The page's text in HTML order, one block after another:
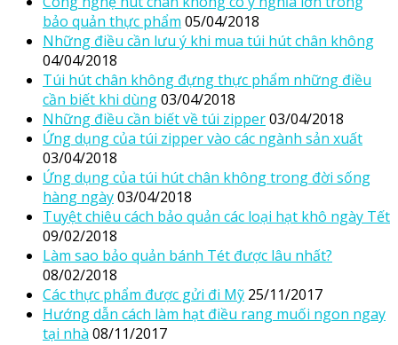
bảo quản thực phẩm 05/04/2018
Những điều cần lưu ý khi mua túi hút chân không
04/04/2018
Túi hút chân không đựng thực phẩm những điều
cần biết khi dùng03/04/2018
Những điều cần biết về túi zipper03/04/2018
Ứng dụng của túi zipper vào các ngành sản xuất
03/04/2018
Ứng dụng của túi hút chân không trong đời sống
hàng ngày03/04/2018
Tuyệt chiêu cách bảo quản các loại hạt khô ngày Tết
09/02/2018
Làm sao bảo quản bánh Tét được lâu nhất?
08/02/2018
Các thực phẩm được gửi đi Mỹ 25/11/2017
Hướng dẫn cách làm hạt điều rang muối ngon ngay
tại nhà 08/11/2017